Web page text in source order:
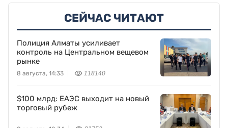
СЕЙЧАС ЧИТАЮТ
Полиция Алматы усиливает
контроль на Центральном вещевом
рынке
8 августа, 14:33 118140
$100 млрд: ЕАЭС выходит на новый
торговый рубеж